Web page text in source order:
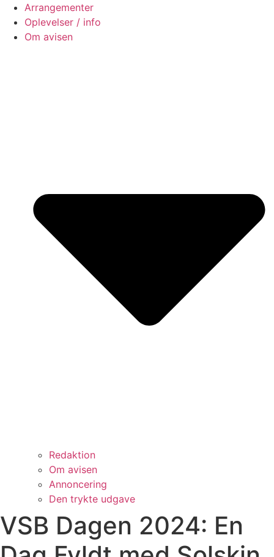
Arrangementer
Oplevelser / info
Om avisen
Redaktion
Om avisen
Annoncering
Den trykte udgave
VSB Dagen 2024: En